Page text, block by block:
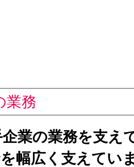
業務
業の業務を支え
幅広く支えてい